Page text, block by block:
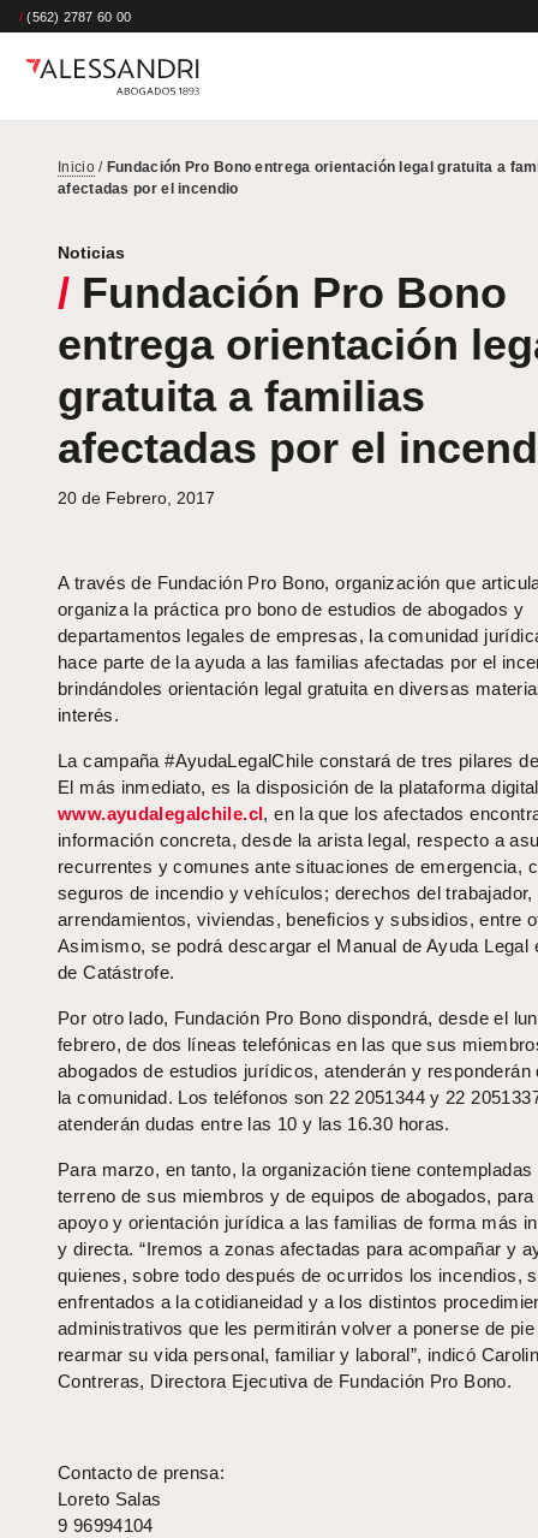
/ (562) 2787 60 00
Inicio/ Fundación Pro Bono entrega orientación legal gratuita a
afectadas por el incendio
Noticias
/ Fundación Pro Bono
entrega orientación
gratuita a familias
afectadas por el
20 de Febrero, 2017
A través de Fundación Pro Bono, organización que
organiza la práctica pro bono de estudios de abogados y
departamentos legales de empresas, la comunidad
hace parte de la ayuda a las familias afectadas por el
brindándoles orientación legal gratuita en diversas
interés.
La campaña #AyudaLegalChile constará de tres pilares
El más inmediato, es la disposición de la plataforma digital
www.ayudalegalchile.cl, en la que los afectados
información concreta, desde la arista legal, respecto a
recurrentes y comunes ante situaciones de emergencia,
seguros de incendio y vehículos; derechos del trabajador,
arrendamientos, viviendas, beneficios y subsidios, entre
Asimismo, se podrá descargar el Manual de Ayuda Legal
de Catástrofe.
Por otro lado, Fundación Pro Bono dispondrá, desde el
febrero, de dos líneas telefónicas en las que sus
abogados de estudios jurídicos, atenderán y responderán
la comunidad. Los teléfonos son 22 2051344 y 22
atenderán dudas entre las 10 y las 16.30 horas.
Para marzo, en tanto, la organización tiene contempladas
terreno de sus miembros y de equipos de abogados, para
apoyo y orientación jurídica a las familias de forma más
y directa. “Iremos a zonas afectadas para acompañar y
quienes, sobre todo después de ocurridos los incendios,
enfrentados a la cotidianeidad y a los distintos
administrativos que les permitirán volver a ponerse de
rearmar su vida personal, familiar y laboral”, indicó
Contreras, Directora Ejecutiva de Fundación Pro Bono.
Contacto de prensa:
Loreto Salas
9 96994104